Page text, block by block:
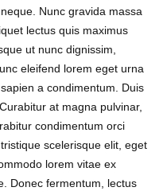
Nunc gravida massa
lectus quis maximus
ut nunc dignissim,
eleifend lorem eget urna
a condimentum. Duis
at magna pulvinar,
condimentum orci
scelerisque elit, eget
lorem vitae ex
Donec fermentum, lectus